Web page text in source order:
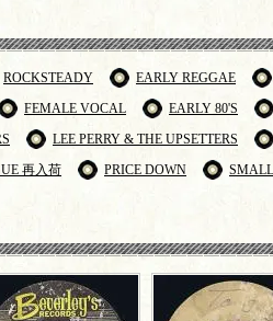
ROCKSTEADY EARLY REGGAE
FEMALE VOCAL EARLY 80'S
LEE PERRY & THE UPSETTERS
再入荷 PRICE DOWN